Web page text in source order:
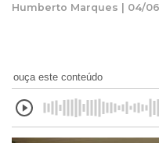
Humberto Marques | 04/
ouça este conteúdo